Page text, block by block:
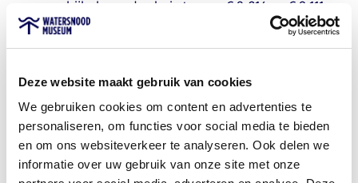
Deze website maakt gebruik van cookies
We gebruiken cookies om content en advertenties te
personaliseren, om functies voor social media te bieden
en om ons websiteverkeer te analyseren. Ook delen we
informatie over uw gebruik van onze site met onze
een bijbehorend salaris tussen € 2.614 en € 3.111
bruto bij een 36-urige werkweek (naar rato bij 24
uur)
mooiste locaties van Schouwen-Duiveland
Een dynamische baan in een enthousiast team
met internationale gezelschappen en fijne gasten
Solliciteren